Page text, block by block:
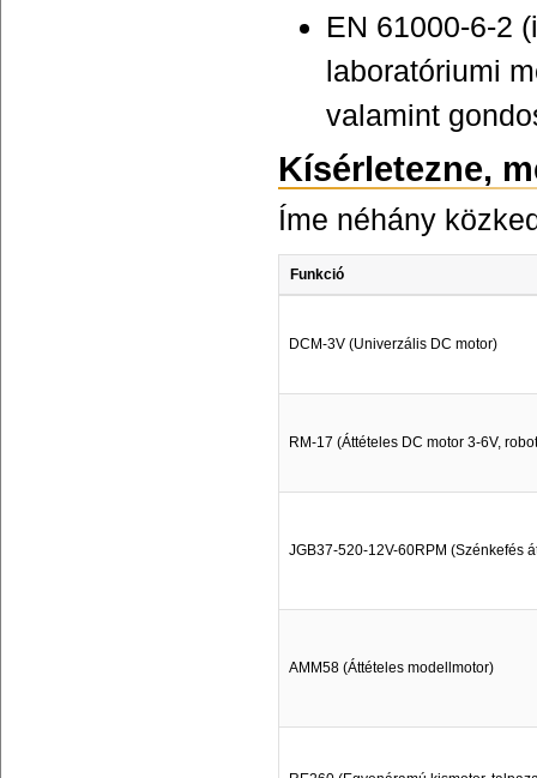
EN 61000-6-2
laboratóriumi
valamint
Kísérletezne,
Íme néhány
Funkció
DCM-3V (Univerzális DC motor)
RM-17 (Áttételes DC motor 3-6V,
JGB37-520-12V-60RPM (Szénkefés
AMM58 (Áttételes modellmotor)